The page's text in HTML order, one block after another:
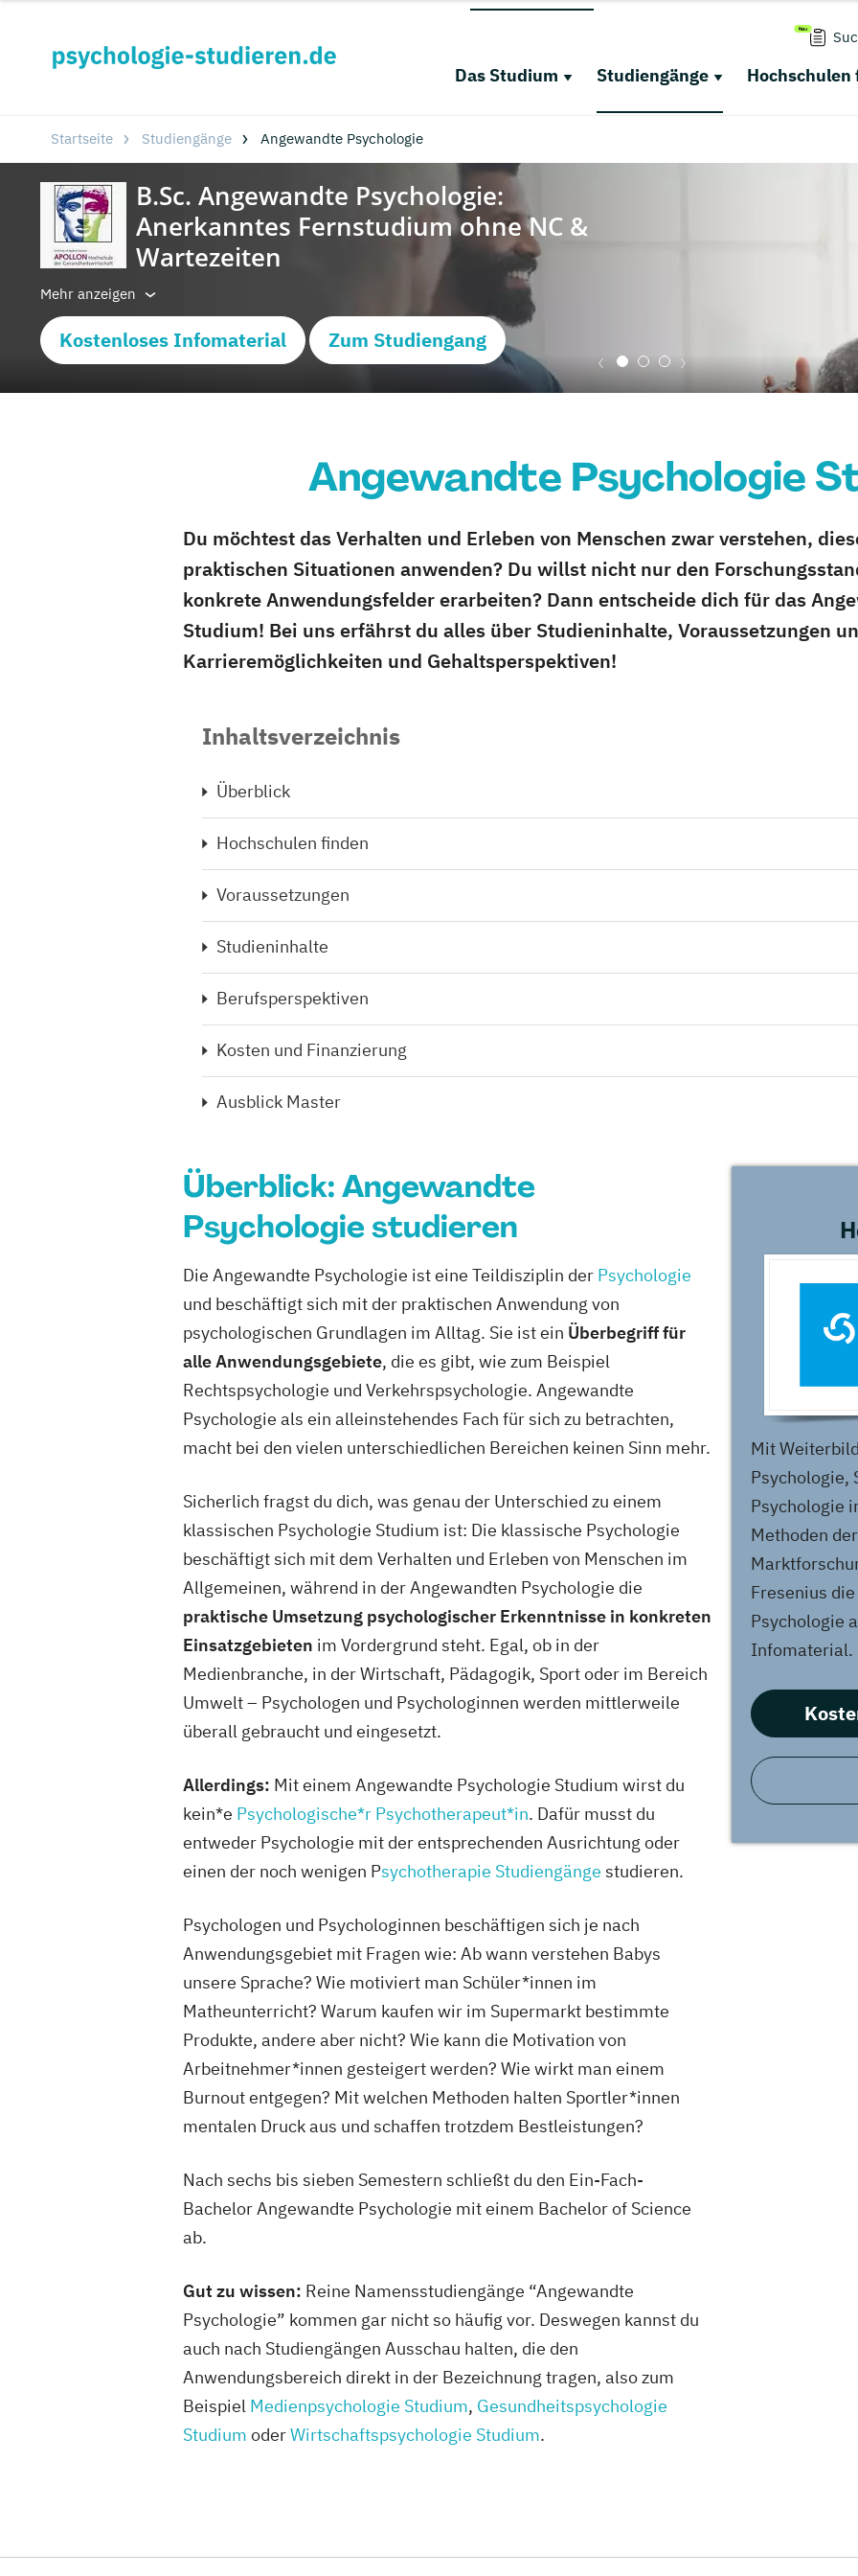
Das Studium Studiengänge Hochschulen
Startseite Studiengänge Angewandte Psychologie
Mehr anzeigen
Kostenloses Infomaterial Zum Studiengang
Angewandte Psychologie
Du möchtest das Verhalten und Erleben von Menschen zwar verstehen,
praktischen Situationen anwenden? Du willst nicht nur den
konkrete Anwendungsfelder erarbeiten? Dann entscheide dich für das
Studium! Bei uns erfährst du alles über Studieninhalte, Voraussetzungen
Karrieremöglichkeiten und Gehaltsperspektiven!
Inhaltsverzeichnis
Überblick
Hochschulen finden
Voraussetzungen
Studieninhalte
Berufsperspektiven
Kosten und Finanzierung
Ausblick Master
Überblick: Angewandte
Psychologie studieren
Die Angewandte Psychologie ist eine Teildisziplin der Psychologie
und beschäftigt sich mit der praktischen Anwendung von
psychologischen Grundlagen im Alltag. Sie ist ein Überbegriff für
alle Anwendungsgebiete, die es gibt, wie zum Beispiel
Rechtspsychologie und Verkehrspsychologie. Angewandte
Psychologie als ein alleinstehendes Fach für sich zu betrachten,
macht bei den vielen unterschiedlichen Bereichen keinen Sinn mehr.
Sicherlich fragst du dich, was genau der Unterschied zu einem
klassischen Psychologie Studium ist: Die klassische Psychologie
beschäftigt sich mit dem Verhalten und Erleben von Menschen im
Allgemeinen, während in der Angewandten Psychologie die
praktische Umsetzung psychologischer Erkenntnisse in konkreten
Einsatzgebieten im Vordergrund steht. Egal, ob in der
Medienbranche, in der Wirtschaft, Pädagogik, Sport oder im Bereich
Umwelt – Psychologen und Psychologinnen werden mittlerweile
überall gebraucht und eingesetzt.
Allerdings: Mit einem Angewandte Psychologie Studium wirst du
kein*e Psychologische*r Psychotherapeut*in. Dafür musst du
entweder Psychologie mit der entsprechenden Ausrichtung oder
einen der noch wenigen Psychotherapie Studiengänge studieren.
Psychologen und Psychologinnen beschäftigen sich je nach
Anwendungsgebiet mit Fragen wie: Ab wann verstehen Babys
unsere Sprache? Wie motiviert man Schüler*innen im
Matheunterricht? Warum kaufen wir im Supermarkt bestimmte
Produkte, andere aber nicht? Wie kann die Motivation von
Arbeitnehmer*innen gesteigert werden? Wie wirkt man einem
Burnout entgegen? Mit welchen Methoden halten Sportler*innen
mentalen Druck aus und schaffen trotzdem Bestleistungen?
Nach sechs bis sieben Semestern schließt du den Ein-Fach-
Bachelor Angewandte Psychologie mit einem Bachelor of Science
ab.
Gut zu wissen: Reine Namensstudiengänge “Angewandte
Psychologie” kommen gar nicht so häufig vor. Deswegen kannst du
auch nach Studiengängen Ausschau halten, die den
Anwendungsbereich direkt in der Bezeichnung tragen, also zum
Beispiel Medienpsychologie Studium, Gesundheitspsychologie
Studium oderWirtschaftspsychologie Studium.
Mit
Psychologie,
Psychologie
Methoden
Fresenius
Psychologie
Infomaterial.